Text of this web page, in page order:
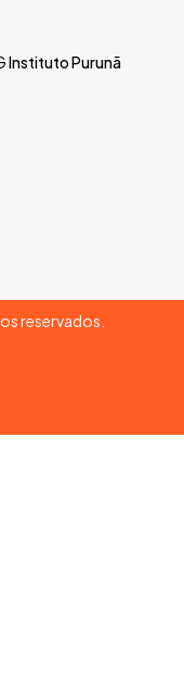
Instituto Purunã
reservados.